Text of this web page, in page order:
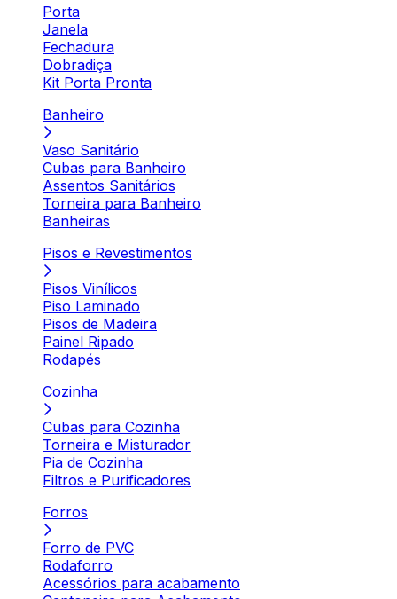
Porta
Janela
Fechadura
Dobradiça
Kit Porta Pronta
Banheiro
Vaso Sanitário
Cubas para Banheiro
Assentos Sanitários
Torneira para Banheiro
Banheiras
Pisos e Revestimentos
Pisos Vinílicos
Piso Laminado
Pisos de Madeira
Painel Ripado
Rodapés
Cozinha
Cubas para Cozinha
Torneira e Misturador
Pia de Cozinha
Filtros e Purificadores
Forros
Forro de PVC
Rodaforro
Acessórios para acabamento